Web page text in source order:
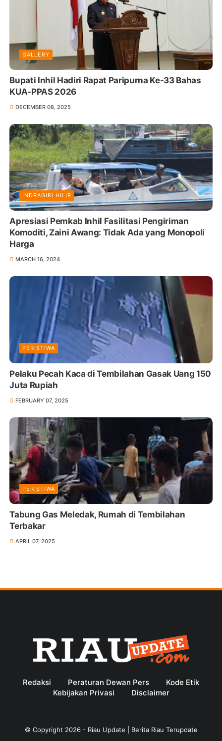
GALLERY
Bupati Inhil Hadiri Rapat Paripurna Ke-33 Bahas
KUA-PPAS 2026
DECEMBER 08, 2025
INDRAGIRI HILIR
Apresiasi Pemkab Inhil Fasilitasi Pengiriman
Komoditi, Zaini Awang: Tidak Ada yang Monopoli
Harga
MARCH 16, 2024
PERISTIWA
Pelaku Pecah Kaca di Tembilahan Gasak Uang 150
Juta Rupiah
FEBRUARY 07, 2025
PERISTIWA
Tabung Gas Meledak, Rumah di Tembilahan
Terbakar
APRIL 07, 2025
Redaksi Peraturan Dewan Pers
Kode Etik
Kebijakan Privasi
Disclaimer
© Copyright 2026- Riau Update | Berita Riau Terupdate